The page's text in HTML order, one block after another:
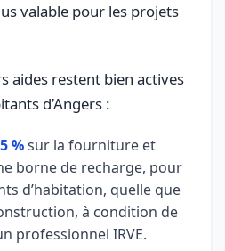
valable pour les projets
aides restent bien actives
d’Angers :
%sur la fourniture et
borne de recharge, pour
d’habitation, quelle que
à condition de
professionnel IRVE.